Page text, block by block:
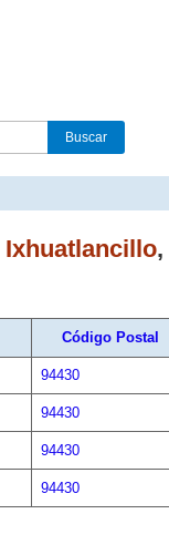
Ixhuatlancillo,
Código Postal
94430
94430
94430
94430